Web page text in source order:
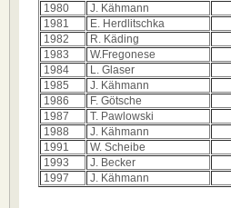
1980
J. Kähmann
1981
E. Herdlitschka
1982
R. Käding
1983
W.Fregonese
1984
L. Glaser
1985
J. Kähmann
1986
F. Götsche
1987
T. Pawlowski
1988
J. Kähmann
1991
W. Scheibe
1993
J. Becker
1997
J. Kähmann